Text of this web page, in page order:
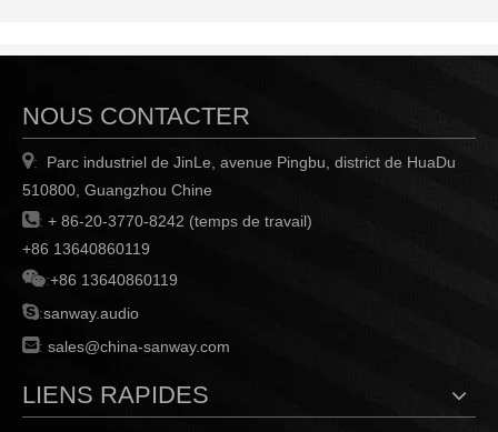
NOUS CONTACTER
:
Parc industriel de JinLe, avenue Pingbu, district de HuaDu
510800, Guangzhou Chine
: + 86-20-3770-8242 (temps de travail)
+86 13640860119
:+86 13640860119
:sanway.audio
: sales@china-sanway.com
LIENS RAPIDES